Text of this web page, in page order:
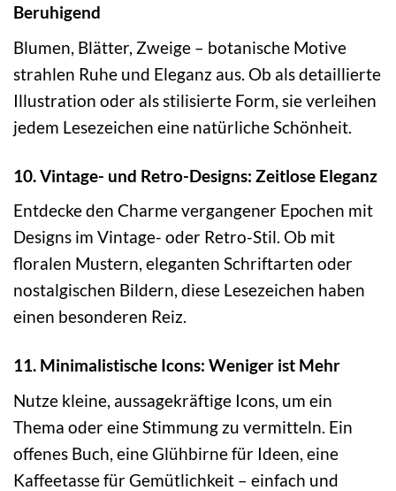
Beruhigend
Blumen, Blätter, Zweige – botanische Motive
strahlen Ruhe und Eleganz aus. Ob als detaillierte
Illustration oder als stilisierte Form, sie verleihen
jedem Lesezeichen eine natürliche Schönheit.
10. Vintage- und Retro-Designs: Zeitlose Eleganz
Entdecke den Charme vergangener Epochen mit
Designs im Vintage- oder Retro-Stil. Ob mit
floralen Mustern, eleganten Schriftarten oder
nostalgischen Bildern, diese Lesezeichen haben
einen besonderen Reiz.
11. Minimalistische Icons: Weniger ist Mehr
Nutze kleine, aussagekräftige Icons, um ein
Thema oder eine Stimmung zu vermitteln. Ein
offenes Buch, eine Glühbirne für Ideen, eine
Kaffeetasse für Gemütlichkeit – einfach und